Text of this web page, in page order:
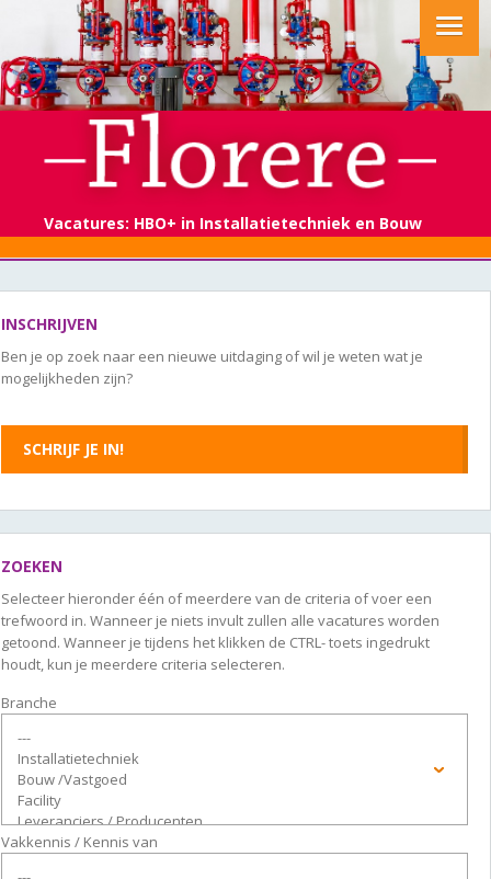
Vacatures: HBO+ in Installatietechniek en Bouw
INSCHRIJVEN
Ben je op zoek naar een nieuwe uitdaging of wil je weten wat je
mogelijkheden zijn?
SCHRIJF JE IN!
ZOEKEN
Selecteer hieronder één of meerdere van de criteria of voer een
trefwoord in. Wanneer je niets invult zullen alle vacatures worden
getoond. Wanneer je tijdens het klikken de CTRL- toets ingedrukt
houdt, kun je meerdere criteria selecteren.
Branche
Vakkennis / Kennis van